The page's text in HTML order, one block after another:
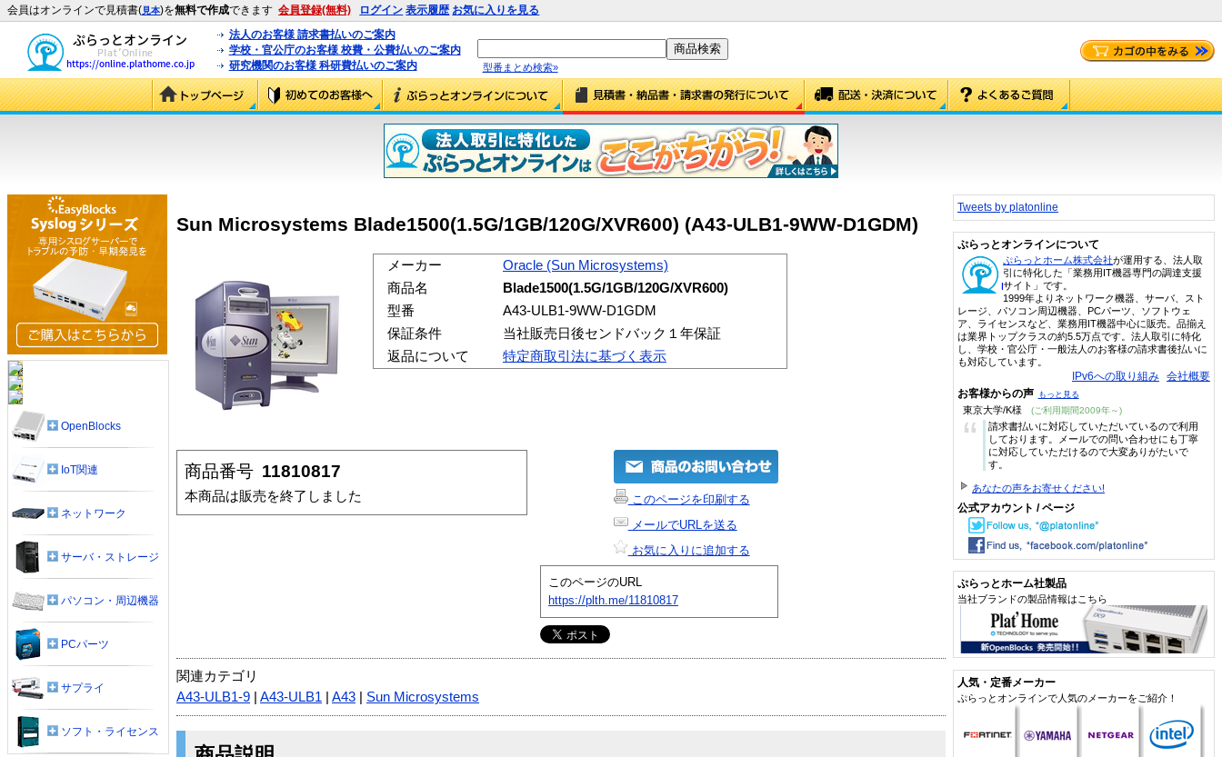
会員はオンラインで見積書(見本)を無料で作成できます 会員登録(無料) ログイン 表示履歴 お気に入りを見る
法人のお客様 請求書払いのご案内
学校・官公庁のお客様 校費・公費払いのご案内
研究機関のお客様 科研費払いのご案内
型番まとめ検索»
Sun Microsystems Blade1500(1.5G/1GB/120G/XVR600) (A43-ULB1-9WW-D1GDM)
メーカー
Oracle (Sun Microsystems)
商品名
Blade1500(1.5G/1GB/120G/XVR600)
型番
A43-ULB1-9WW-D1GDM
保証条件
当社販売日後センドバック１年保証
返品について
特定商取引法に基づく表示
商品番号 11810817
本商品は販売を終了しました
このページを印刷する
メールでURLを送る
お気に入りに追加する
このページのURL
https://plth.me/11810817
関連カテゴリ
A43-ULB1-9
A43-ULB1 A43 Sun Microsystems
OpenBlocks
IoT関連
ネットワーク
サーバ・ストレージ
パソコン・周辺機器
PCパーツ
サプライ
ソフト・ライセンス
Tweets by platonline
ぷらっとオンラインについて
ぷらっとホーム株式会社が運用する、法人取
引に特化した「業務用IT機器専門の調達支援
サイト」です。
1999年よりネットワーク機器、サーバ、スト
レージ、パソコン周辺機器、PCパーツ、ソフトウェ
ア、ライセンスなど、業務用IT機器中心に販売。品揃え
は業界トップクラスの約5.5万点です。法人取引に特化
し、学校・官公庁・一般法人のお客様の請求書後払いに
も対応しています。
IPv6への取り組み 会社概要
お客様からの声 もっと見る
東京大学/K様 (ご利用期間2009年～)
“
請求書払いに対応していただいているので利用
しております。メールでの問い合わせにも丁寧
に対応していただけるので大変ありがたいで
す。
あなたの声をお寄せください!
公式アカウント / ページ
ぷらっとホーム社製品
当社ブランドの製品情報はこちら
人気・定番メーカー
ぷらっとオンラインで人気のメーカーをご紹介！